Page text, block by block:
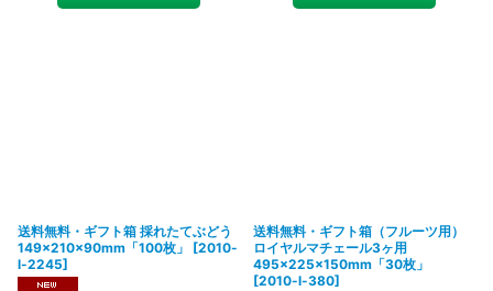
送料無料・ギフト箱 採れたてぶどう
149×210×90mm「100枚」
[2010-
l-2245]
送料無料・ギフト箱（フルーツ用）
ロイヤルマチェール3ヶ用
495×225×150mm「30枚」
[2010-l-380]